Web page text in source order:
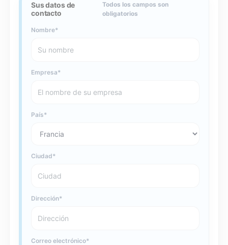
Sus datos de
contacto
Todos los campos son
obligatorios
Nombre
Empresa
País
Ciudad
Dirección
Correo electrónico